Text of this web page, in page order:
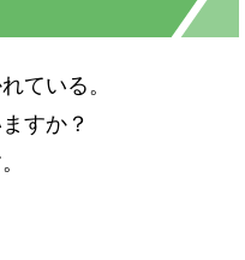
ている。
すか？